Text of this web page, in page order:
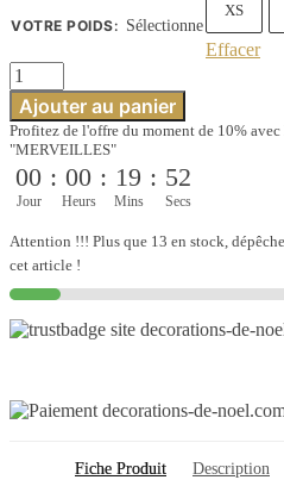
VOTRE POIDS: Sélectionne
XS
Effacer
quantité
de
Pull
de
Noël
col
roulé
Ajouter au panier
Profitez de l'offre du moment de 10% avec
"MERVEILLES"
00
Jour
: 00
Heurs
: 19
Mins
: 51
Secs
Attention !!! Plus que 13 en stock,
cet article !
Fiche Produit Description